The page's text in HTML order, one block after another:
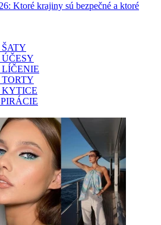
Ktoré krajiny sú bezpečné a ktoré
KYTICE